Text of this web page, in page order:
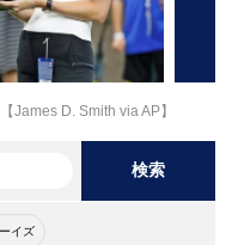
James D. Smith via AP】
検索
イズ